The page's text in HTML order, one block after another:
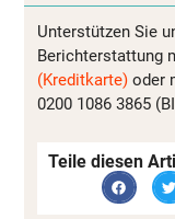
Unterstützen Sie
Berichterstattung
(Kreditkarte) oder
0200 1086 3865
Teile diesen